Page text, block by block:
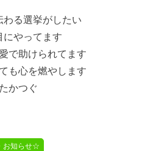
る選挙がしたい
にやってます
で助けられてます
も心を燃やします
かつぐ
お知らせ☆